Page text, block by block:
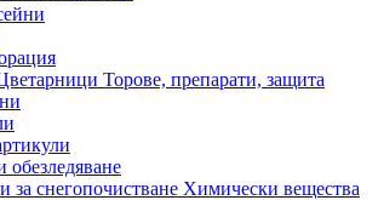
Торове, препарати, защита
обезледяване
за снегопочистване Химически вещества